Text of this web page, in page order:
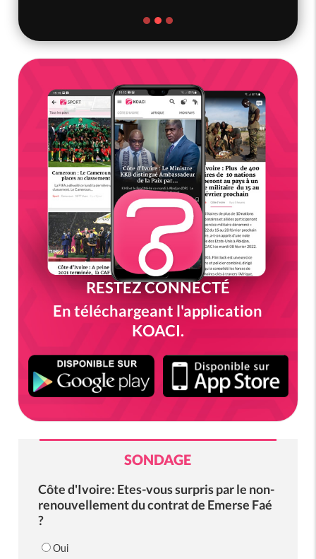
RESTEZ CONNECTÉ
En téléchargeant l'application
KOACI.
SONDAGE
Côte d'Ivoire: Etes-vous surpris par le non-
renouvellement du contrat de Emerse Faé
?
Oui